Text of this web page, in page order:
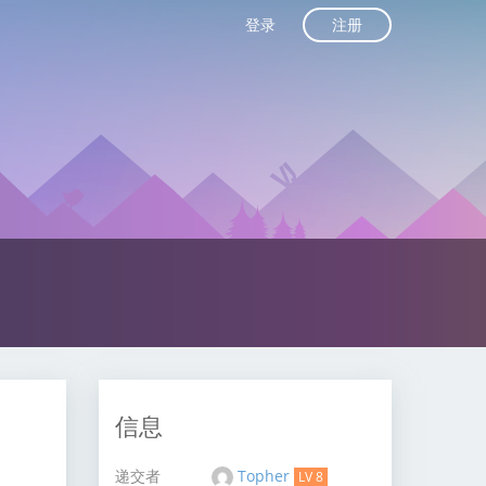
登录 注册
信息
递交者 Topher LV 8